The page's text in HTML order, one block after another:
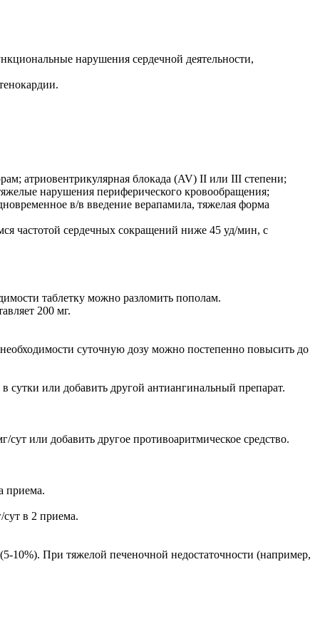
нарушения сердечной деятельности,
атриовентрикулярная блокада (AV) II или III степени;
нарушения периферического кровообращения;
в/в введение верапамила, тяжелая форма
частотой сердечных сокращений ниже 45 уд/мин, с
таблетку можно разломить пополам.
200 мг.
суточную дозу можно постепенно повысить до
сутки или добавить другой антиангинальный препарат.
или добавить другое противоаритмическое средство.
приема.
в 2 приема.
10%). При тяжелой печеночной недостаточности (например,